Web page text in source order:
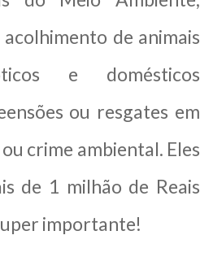
de animais
e domésticos
ou resgates em
crime ambiental. Eles
de 1 milhão de Reais
importante!